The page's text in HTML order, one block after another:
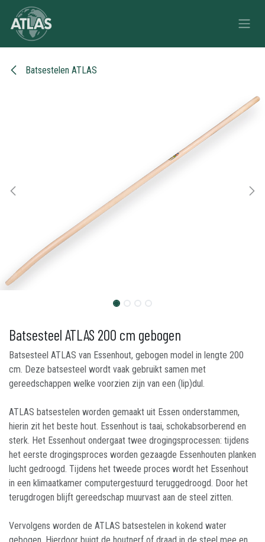
Overslaan naar inhoud
Batsestelen ATLAS
Batsesteel ATLAS 200 cm gebogen
Batsesteel ATLAS van Essenhout, gebogen model in lengte 200
cm. Deze batsesteel wordt vaak gebruikt samen met
gereedschappen welke voorzien zijn van een (lip)dul.
ATLAS batsestelen worden gemaakt uit Essen onderstammen,
hierin zit het beste hout. Essenhout is taai, schokabsorberend en
sterk. Het Essenhout ondergaat twee drogingsprocessen: tijdens
het eerste drogingsproces worden gezaagde Essenhouten planken
lucht gedroogd. Tijdens het tweede proces wordt het Essenhout
in een klimaatkamer computergestuurd teruggedroogd. Door het
terugdrogen blijft gereedschap muurvast aan de steel zitten.
Vervolgens worden de ATLAS batsestelen in kokend water